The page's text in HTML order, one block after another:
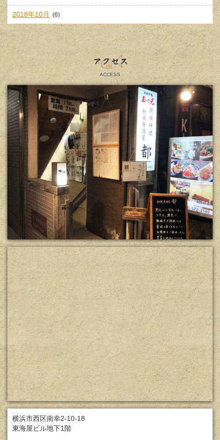
2018年10月 (6)
アクセス
ACCESS
横浜市西区南幸2-10-18
東海屋ビル地下1階